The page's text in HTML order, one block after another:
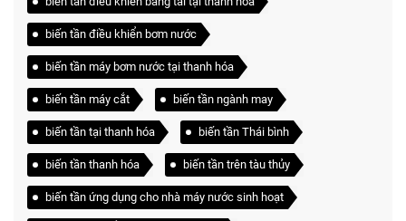
biến tần điều khiển bơm nước
biến tần máy bơm nước tại thanh hóa
biến tần máy cắt biến tần ngành may
biến tần tại thanh hóa biến tần Thái bình
biến tần thanh hóa biến tần trên tàu thủy
biến tần ứng dụng cho nhà máy nước sinh hoạt